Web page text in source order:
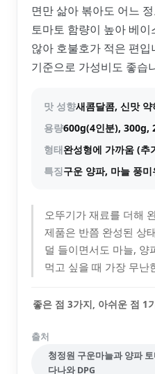
면만 삶아 볶아도 어느
토마토 함량이 높아 베
않아 호불호가 적은 편
기준으로 가성비도 좋습
맛 성향새콤달콤, 신맛
용량600g(4인분), 300g,
형태완성형에 가까움 (추
특징구운 양파, 마늘 풍
오뚜기가 재료를 더해
제품은 반쯤 완성된 상
덜 들이면서도 마늘, 양
먹고 싶을 때 가장 무난
좋은 점 3가지, 아쉬운 점 1
출처
청정원 구운마늘과 양파
다나와 DPG